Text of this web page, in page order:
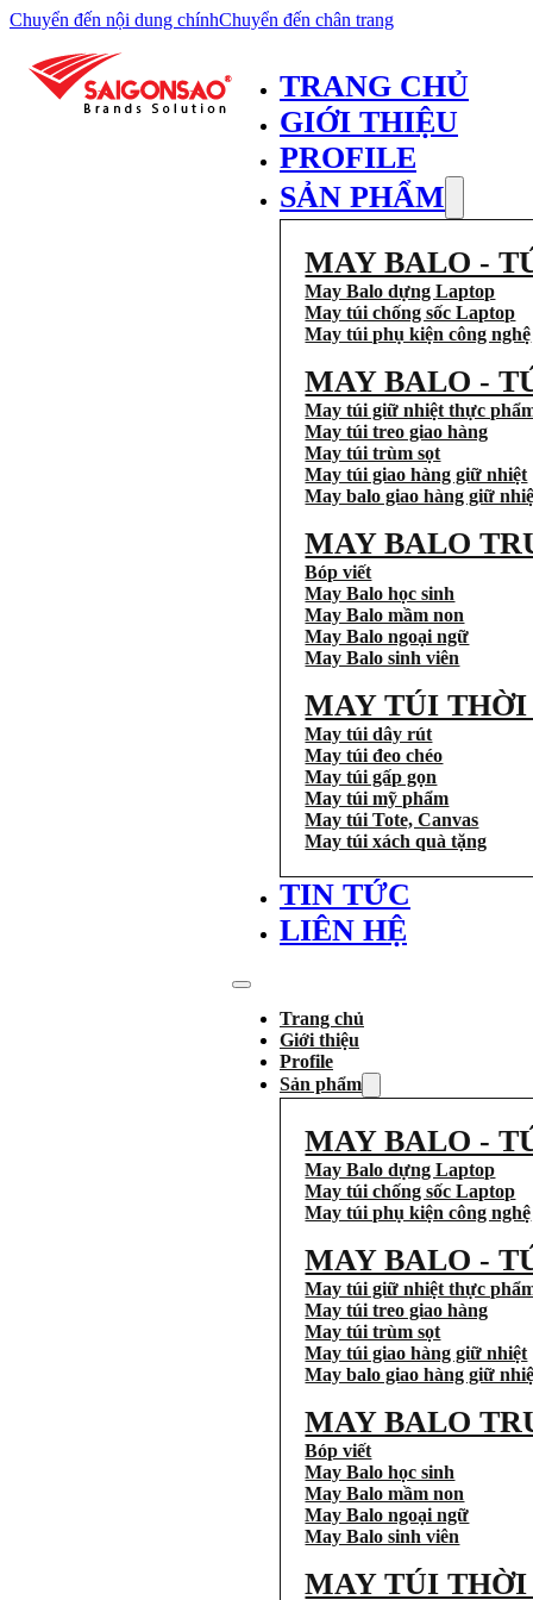
Chuyển đến nội dung chínhChuyển đến chân trang
TRANG CHỦ
GIỚI THIỆU
PROFILE
SẢN PHẨM
MAY BALO -
May Balo dựng Laptop
May túi chống sốc Laptop
May túi phụ kiện công nghệ
MAY BALO -
May túi giữ nhiệt thực
May túi treo giao hàng
May túi trùm sọt
May túi giao hàng giữ nhiệt
May balo giao hàng giữ
MAY BALO
Bóp viết
May Balo học sinh
May Balo mầm non
May Balo ngoại ngữ
May Balo sinh viên
MAY TÚI
May túi dây rút
May túi đeo chéo
May túi gấp gọn
May túi mỹ phẩm
May túi Tote, Canvas
May túi xách quà tặng
TIN TỨC
LIÊN HỆ
Trang chủ
Giới thiệu
Profile
Sản phẩm
MAY BALO -
May Balo dựng Laptop
May túi chống sốc Laptop
May túi phụ kiện công nghệ
MAY BALO -
May túi giữ nhiệt thực
May túi treo giao hàng
May túi trùm sọt
May túi giao hàng giữ nhiệt
May balo giao hàng giữ
MAY BALO
Bóp viết
May Balo học sinh
May Balo mầm non
May Balo ngoại ngữ
May Balo sinh viên
MAY TÚI